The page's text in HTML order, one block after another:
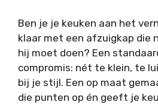
Ben je je keuken aan het
klaar met een afzuigkap die
hij moet doen? Een
compromis: nét te klein, te
bij je stijl. Een op maat
die punten op én geeft je